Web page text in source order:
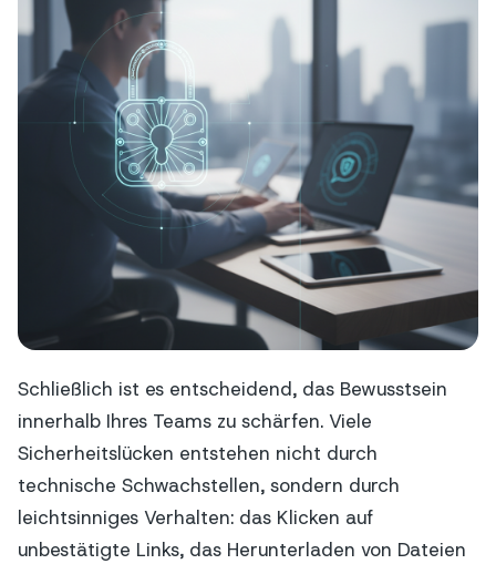
Schließlich ist es entscheidend, das Bewusstsein
innerhalb Ihres Teams zu schärfen. Viele
Sicherheitslücken entstehen nicht durch
technische Schwachstellen, sondern durch
leichtsinniges Verhalten: das Klicken auf
unbestätigte Links, das Herunterladen von Dateien